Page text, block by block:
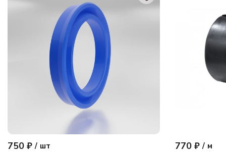
750 ₽ / шт 770 ₽ / м